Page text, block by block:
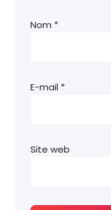
Nom *
E-mail *
Site web